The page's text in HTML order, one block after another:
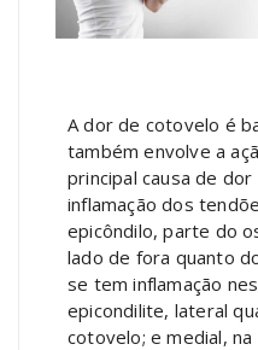
A dor de cotovelo é
também envolve a
principal causa de
inflamação dos
epicôndilo, parte do
lado de fora quanto
se tem inflamação
epicondilite, lateral
cotovelo; e medial, na